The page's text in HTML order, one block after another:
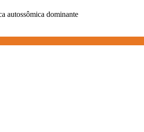
autossômica dominante